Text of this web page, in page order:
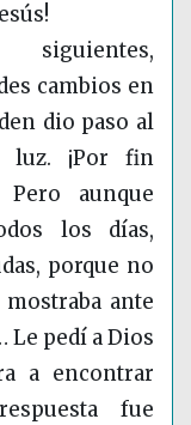
siguientes,
cambios en
dio paso al
luz. ¡Por fin
aunque
los días,
porque no
ante
Le pedí a Dios
a encontrar
fue